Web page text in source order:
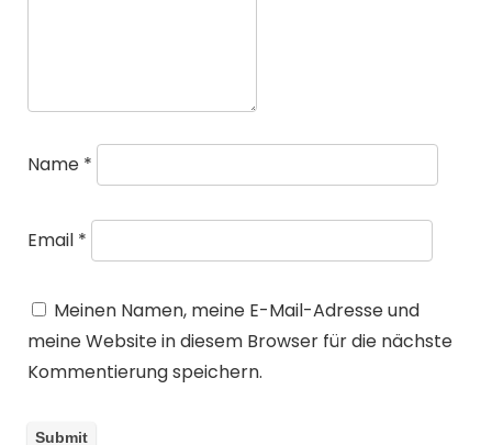
Name *
Email *
Meinen Namen, meine E-Mail-Adresse und
meine Website in diesem Browser für die nächste
Kommentierung speichern.